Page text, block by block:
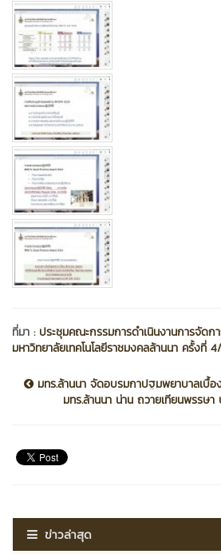
ที่มา : ประชุมคณะกรรมการดำเนินงานการจัดก
มหาวิทยาลัยเทคโนโลยีราชมงคลล้านนา ครั้งที่
มทร.ล้านนา จัดอบรมกาปฐมพยาบาลเบื้อ
มทร.ล้านนา น่าน ถวายเทียนพรรษ
ข่าวล่าสุด